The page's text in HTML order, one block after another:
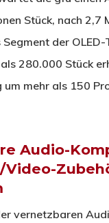
Stück, nach 2,7
der
280.000 Stück
um mehr als 150
Audio-
Video-
vernetzbaren